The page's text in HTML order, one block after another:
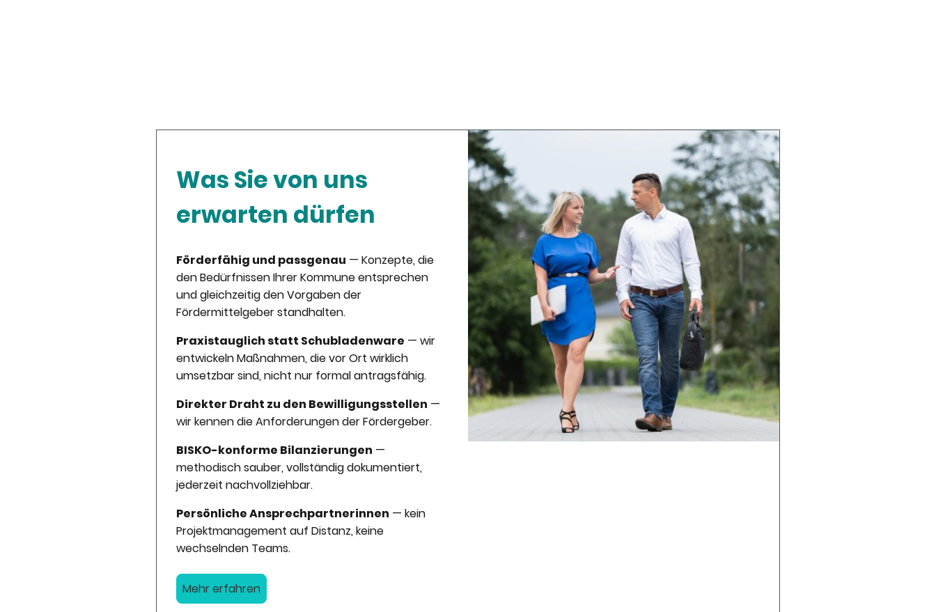
Was Sie von uns
erwarten dürfen
Förderfähig und passgenau — Konzepte, die
den Bedürfnissen Ihrer Kommune entsprechen
und gleichzeitig den Vorgaben der
Fördermittelgeber standhalten.
Praxistauglich statt Schubladenware — wir
entwickeln Maßnahmen, die vor Ort wirklich
umsetzbar sind, nicht nur formal antragsfähig.
Direkter Draht zu den Bewilligungsstellen —
wir kennen die Anforderungen der Fördergeber.
BISKO-konforme Bilanzierungen —
methodisch sauber, vollständig dokumentiert,
jederzeit nachvollziehbar.
Persönliche Ansprechpartnerinnen — kein
Projektmanagement auf Distanz, keine
wechselnden Teams.
Mehr erfahren